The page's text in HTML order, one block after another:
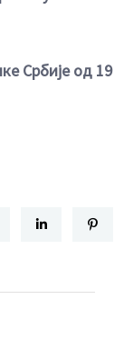
Србије од 19